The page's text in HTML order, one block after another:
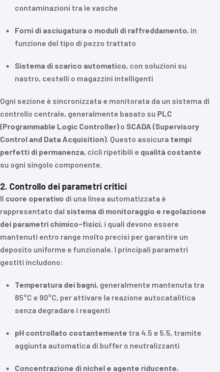
contaminazioni tra le vasche
Forni di asciugatura o moduli di raffreddamento, in
funzione del tipo di pezzo trattato
Sistema di scarico automatico, con soluzioni su
nastro, cestelli o magazzini intelligenti
Ogni sezione è sincronizzata e monitorata da un sistema di
controllo centrale, generalmente basato su PLC
(Programmable Logic Controller)o SCADA (Supervisory
Control and Data Acquisition). Questo assicura tempi
perfetti di permanenza, cicli ripetibili e qualità costante
su ogni singolo componente.
2. Controllo dei parametri critici
Il cuore operativo di una linea automatizzata è
rappresentato dal sistema di monitoraggio e regolazione
dei parametri chimico-fisici, i quali devono essere
mantenuti entro range molto precisi per garantire un
deposito uniforme e funzionale. I principali parametri
gestiti includono:
Temperatura dei bagni, generalmente mantenuta tra
85°C e 90°C, per attivare la reazione autocatalitica
senza degradare i reagenti
pH controllato costantemente tra 4.5 e 5.5, tramite
aggiunta automatica di buffer o neutralizzanti
Concentrazione di nichel e agente riducente,